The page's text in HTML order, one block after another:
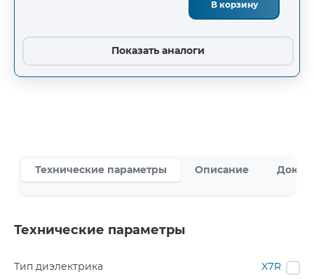
В корзину
Показать аналоги
Технические параметры Описание
Технические параметры
Тип диэлектрика X7R